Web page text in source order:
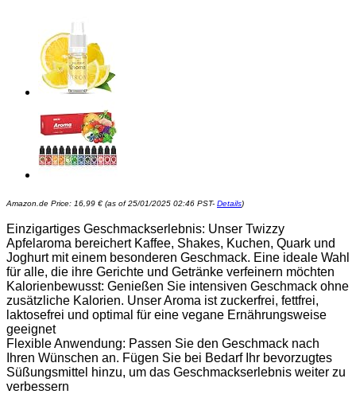
Amazon.de Price: 16,99 € (as of 25/01/2025 02:46 PST- Details)
Einzigartiges Geschmackserlebnis: Unser Twizzy
Apfelaroma bereichert Kaffee, Shakes, Kuchen, Quark und
Joghurt mit einem besonderen Geschmack. Eine ideale Wahl
für alle, die ihre Gerichte und Getränke verfeinern möchten
Kalorienbewusst: Genießen Sie intensiven Geschmack ohne
zusätzliche Kalorien. Unser Aroma ist zuckerfrei, fettfrei,
laktosefrei und optimal für eine vegane Ernährungsweise
geeignet
Flexible Anwendung: Passen Sie den Geschmack nach
Ihren Wünschen an. Fügen Sie bei Bedarf Ihr bevorzugtes
Süßungsmittel hinzu, um das Geschmackserlebnis weiter zu
verbessern